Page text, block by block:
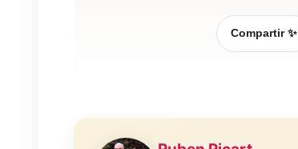
Compartir ✨